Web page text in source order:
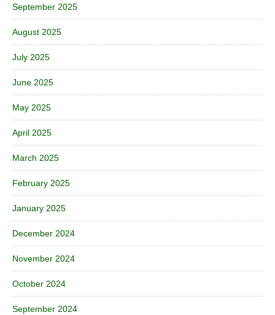
September 2025
August 2025
July 2025
June 2025
May 2025
April 2025
March 2025
February 2025
January 2025
December 2024
November 2024
October 2024
September 2024